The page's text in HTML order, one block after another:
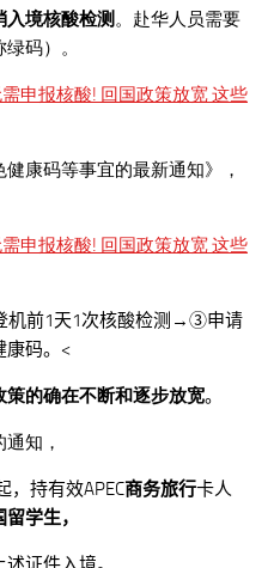
入境核酸检测 。赴华人员需要
绿码）。
康码等事宜的最新通知》，
机前1天1次核酸检测→③申请
码。<
策的确在不断和逐步放宽。
知，
，持有效APEC商务旅行卡人
学生，